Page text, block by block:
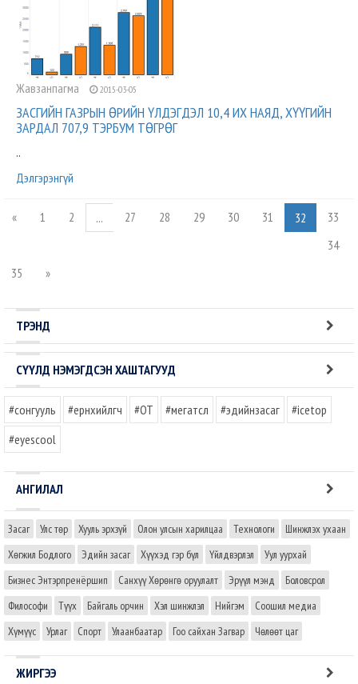
Жавзанпагма 2015-03-05
ЗАСГИЙН ГАЗРЫН ӨРИЙН ҮЛДЭГДЭЛ 10,4 ИХ НАЯД, ХҮҮГИЙН
ЗАРДАЛ 707,9 ТЭРБУМ ТӨГРӨГ
..
Дэлгэрэнгүй
« 1 2 ... 27 28 29 30 31 32
33
34
35
»
ТРЭНД
СҮҮЛД НЭМЭГДСЭН ХАШТАГУУД
#сонгууль #ерөнхийлөгч #OT #мегатөсөл #эдийнзасаг
#icetop
#eyescool
АНГИЛАЛ
Засаг Улс төр Хууль эрхзүй Олон улсын харилцаа Технологи
Шинжлэх ухаан
Хөгжил Бодлого
Эдийн засаг Хүүхэд гэр бүл Үйлдвэрлэл
Уул уурхай
Бизнес Энтэрпренёршип
Санхүү Хөрөнгө оруулалт Эрүүл мэнд
Боловсрол
Философи
Түүх Байгаль орчин Хэл шинжлэл Нийгэм
Соошил медиа
Хүмүүс
Урлаг Спорт Улаанбаатар Гоо сайхан Загвар Чөлөөт цаг
ЖИРГЭЭ